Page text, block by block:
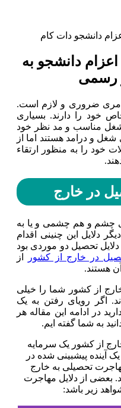
دانشجو به
رسمی
امری ضروری و لازم است.
خود را دارند. بسیاری
شغل مناسب و مد نظر خود
شغل و درامد هستند اما از
خود را به منظور ارتقاء
در خارج
چشم و هم چشمی و یا به
دلایل این چنینی اقدام
تحصیل دو موردی بود
در خارج از کشور
از
هستند.
از کشور شما را خیلی
اگر رویای رفتن به یک
در ادامه این مقاله هر
به شما گفته ایم.
از کشور یک سرمایه
آینده پیشبینی شده در
تحصیلی به خارج
بعضی از دلایل مهاجرت
زیر باشد: